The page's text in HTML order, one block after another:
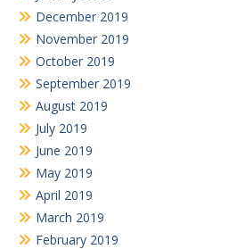
December 2019
November 2019
October 2019
September 2019
August 2019
July 2019
June 2019
May 2019
April 2019
March 2019
February 2019